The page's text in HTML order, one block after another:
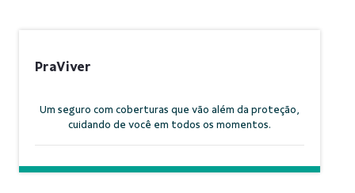
PraViver
Um seguro com coberturas que vão além da proteção,
cuidando de você em todos os momentos.